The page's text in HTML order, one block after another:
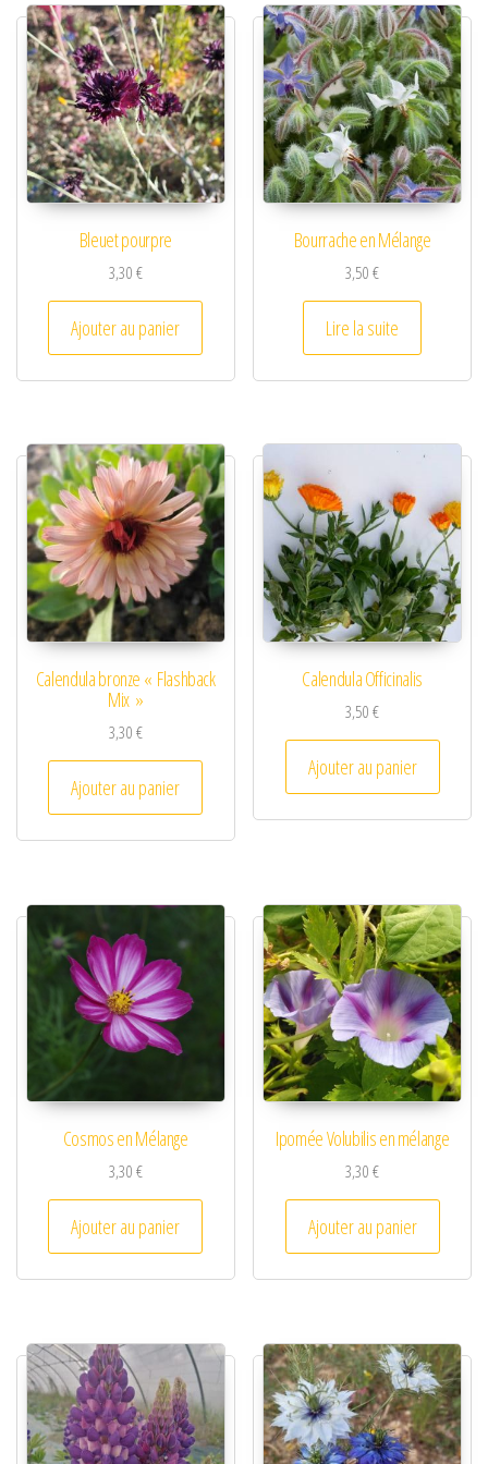
Bleuet pourpre
3,30€
Ajouter au panier
Bourrache en Mélange
3,50€
Lire la suite
Calendula bronze « Flashback
Mix »
3,30€
Ajouter au panier
Calendula Officinalis
3,50€
Ajouter au panier
Cosmos en Mélange
3,30€
Ajouter au panier
Ipomée Volubilis en mélange
3,30€
Ajouter au panier